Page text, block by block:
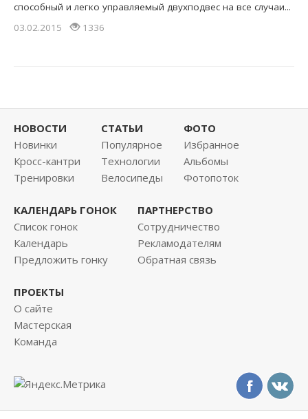
способный и легко управляемый двухподвес на все случаи...
03.02.2015
1336
НОВОСТИ
Новинки
Кросс-кантри
Тренировки
СТАТЬИ
Популярное
Технологии
Велосипеды
ФОТО
Избранное
Альбомы
Фотопоток
КАЛЕНДАРЬ ГОНОК
Список гонок
Календарь
Предложить гонку
ПАРТНЕРСТВО
Сотрудничество
Рекламодателям
Обратная связь
ПРОЕКТЫ
О сайте
Мастерская
Команда